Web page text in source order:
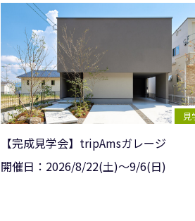
【完成見学会】tripAmsガレージ
開催日： 2026/8/22(土)〜9/6(日)
見